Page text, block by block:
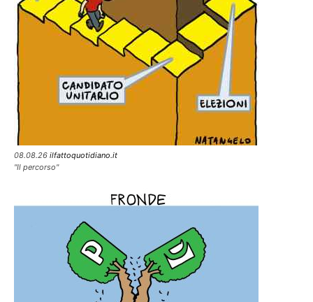
08.08.26 ilfattoquotidiano.it
"Il percorso"